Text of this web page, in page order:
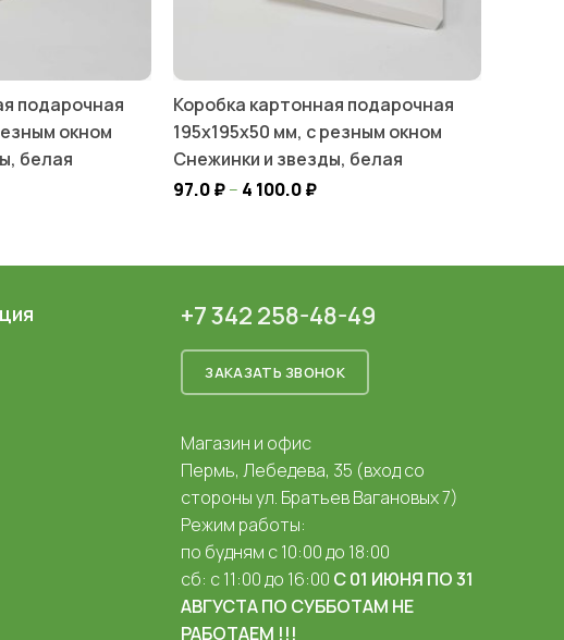
подарочная
окном
белая
Коробка картонная подарочная
195х195х50 мм, с резным окном
Снежинки и звезды, белая
97.0₽– 4 100.0₽
+7 342 258-48-49
ЗАКАЗАТЬ ЗВОНОК
Магазин и офис
Пермь, Лебедева, 35 (вход со
стороны ул. Братьев Вагановых 7)
Режим работы:
по будням с 10:00 до 18:00
сб: с 11:00 до 16:00 С 01 ИЮНЯ ПО 31
АВГУСТА ПО СУББОТАМ НЕ
РАБОТАЕМ !!!